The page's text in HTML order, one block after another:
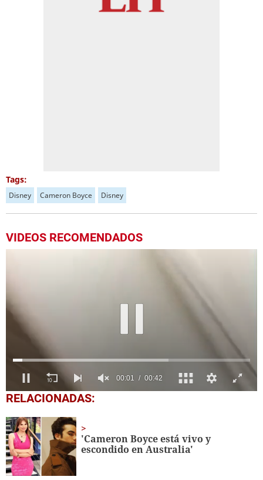
Tags:
Disney Cameron Boyce Disney
VIDEOS RECOMENDADOS
0
seconds
42
seconds
RELACIONADAS:
'Cameron Boyce está vivo y
escondido en Australia'